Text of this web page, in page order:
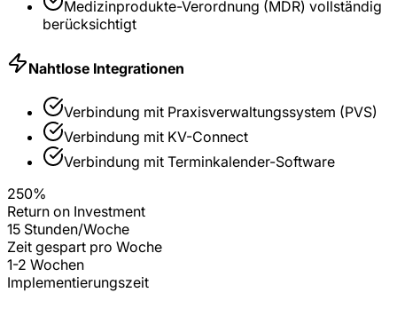
Medizinprodukte-Verordnung (MDR) vollständig
berücksichtigt
Nahtlose Integrationen
Verbindung mit Praxisverwaltungssystem (PVS)
Verbindung mit KV-Connect
Verbindung mit Terminkalender-Software
250%
Return on Investment
15 Stunden/Woche
Zeit gespart pro Woche
1-2 Wochen
Implementierungszeit